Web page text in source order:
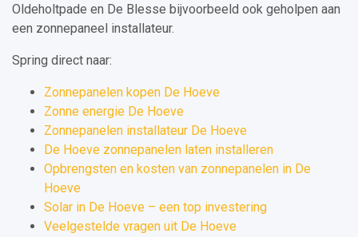
Oldeholtpade en De Blesse bijvoorbeeld ook geholpen aan
een zonnepaneel installateur.
Spring direct naar:
Zonnepanelen kopen De Hoeve
Zonne energie De Hoeve
Zonnepanelen installateur De Hoeve
De Hoeve zonnepanelen laten installeren
Opbrengsten en kosten van zonnepanelen in De
Hoeve
Solar in De Hoeve – een top investering
Veelgestelde vragen uit De Hoeve